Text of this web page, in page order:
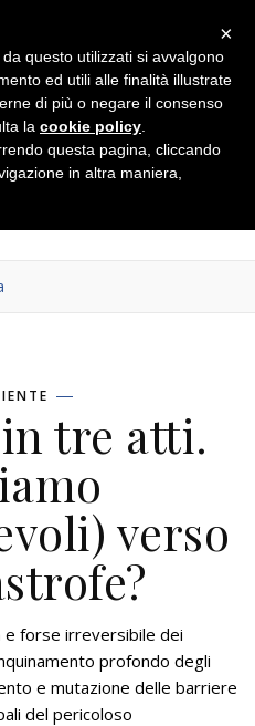
tre atti.
verso
forse irreversibile dei
profondo degli
e mutazione delle barriere
del pericoloso
×
questo utilizzati si avvalgono
ed utili alle finalità illustrate
di più o negare il consenso
la cookie policy
questa pagina, cliccando
in altra maniera,